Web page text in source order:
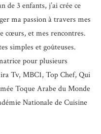
de 3 enfants, j’ai crée ce
ma passion à travers mes
cœurs, et mes rencontres.
simples et goûteuses.
pour plusieurs
Tv, MBC1, Top Chef, Qui
Toque Arabe du Monde
Nationale de Cuisine